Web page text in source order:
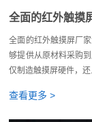
全面的红外触摸
全面的红外触摸屏厂
够提供从原材料采购
仅制造触摸屏硬件，还
查看更多 >